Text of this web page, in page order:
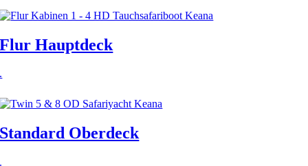
Flur Hauptdeck
.
Standard Oberdeck
.